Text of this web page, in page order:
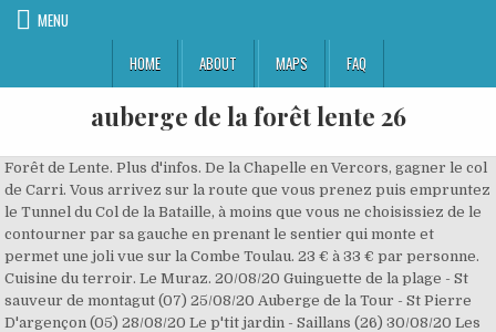
MENU
HOME
ABOUT MAPS FAQ
auberge de la forêt lente 26
Forêt de Lente. Plus d'infos. De la Chapelle en Vercors, gagner le col
de Carri. Vous arrivez sur la route que vous prenez puis empruntez
le Tunnel du Col de la Bataille, à moins que vous ne choisissiez de le
contourner par sa gauche en prenant le sentier qui monte et
permet une joli vue sur la Combe Toulau. 23 € à 33 € par personne.
Cuisine du terroir. Le Muraz. 20/08/20 Guinguette de la plage - St
sauveur de montagut (07) 25/08/20 Auberge de la Tour - St Pierre
D'argençon (05) 28/08/20 Le p'tit jardin - Saillans (26) 30/08/20 Les